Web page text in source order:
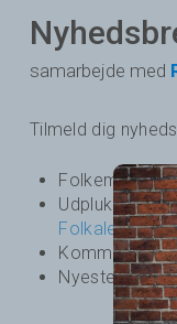
samarbejde med
Tilmeld dig
Folkemusik -
Udpluk over
Folkalender
Kommende
Nyeste